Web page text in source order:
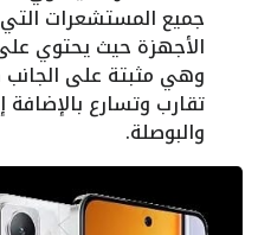
جميع المستشعرات
الأجهزة حيث يحتوي
وهي مثبتة على
تقارب وتسارع
والبوصلة.